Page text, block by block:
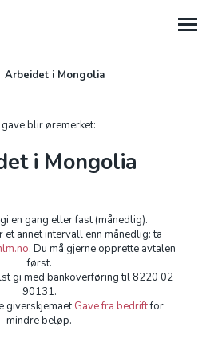
Arbeidet i Mongolia
blir øremerket:
i Mongolia
en gang eller fast (månedlig).
et annet intervall enn månedlig: ta
. Du må gjerne opprette avtalen
først.
gi med bankoverføring til 8220 02
90131.
giverskjemaetGave fra bedriftfor
mindre beløp.